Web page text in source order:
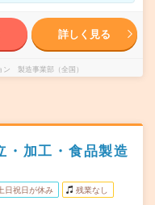
詳しく見る
ン 製造事業部（全国）
・加工・食品製造
日祝日が休み 残業なし